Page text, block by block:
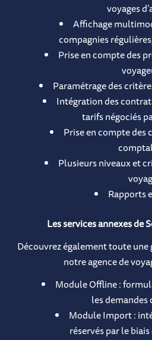
voyages
Affichage
compagnies
Prise en compte des
Paramétrage des
Intégration des
tarifs négociés
Prise en compte des
Plusieurs niveaux et
Rapports
Les services annexes de
Découvrez également toute une
notre agence de
Module Offline :
les demandes
Module Import :
réservés par le